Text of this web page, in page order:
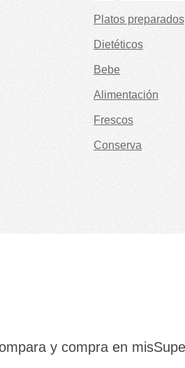
Platos preparados
Dietéticos
Bebe
Alimentación
Frescos
Conserva
y compra en